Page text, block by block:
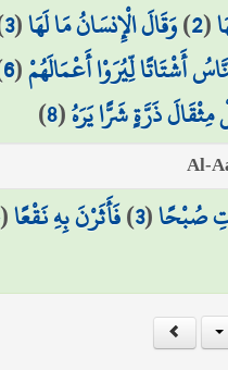
(
2
)وَقَالَ الْإِنسَانُ مَا لَهَا(
3
أَشْتَاتًا لِّيُرَوْا أَعْمَالَهُمْ(
6
ذَرَّةٍ شَرًّا يَرَهُ(
8
)
صُبْحًا(
3
)فَأَثَرْنَ بِهِ نَقْعًا(